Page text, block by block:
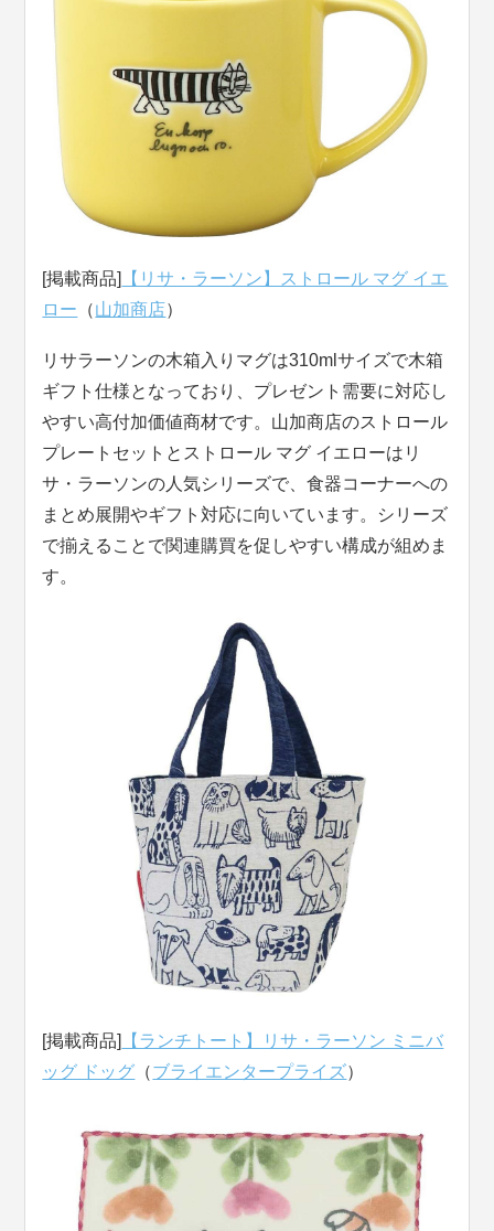
[掲載商品]
【リサ・ラーソン】ストロール マグ イエ
ロー （山加商店）
リサラーソンの木箱入りマグは310mlサイズで木箱
ギフト仕様となっており、プレゼント需要に対応し
やすい高付加価値商材です。山加商店のストロール
プレートセットとストロール マグ イエローはリ
サ・ラーソンの人気シリーズで、食器コーナーへの
まとめ展開やギフト対応に向いています。シリーズ
で揃えることで関連購買を促しやすい構成が組めま
す。
[掲載商品]
【ランチトート】リサ・ラーソン ミニバ
ッグ ドッグ （ブライエンタープライズ）